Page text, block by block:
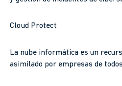
Cloud Protect
La nube informática es un
asimilado por empresas de